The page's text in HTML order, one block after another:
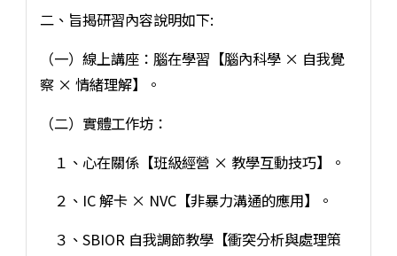
二、旨揭研習內容說明如下:
（一）線上講座：腦在學習【腦內科學 × 自我覺
察 × 情緒理解】。
（二）實體工作坊：
１、心在關係【班級經營 × 教學互動技巧】。
２、IC 解卡 × NVC【非暴力溝通的應用】。
３、SBIOR 自我調節教學【衝突分析與處理策